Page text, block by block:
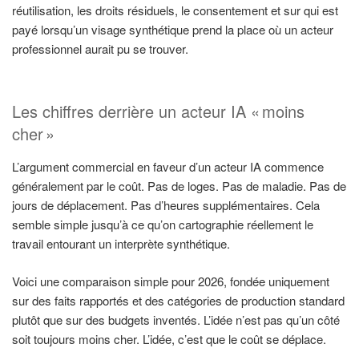
réutilisation, les droits résiduels, le consentement et sur qui est
payé lorsqu’un visage synthétique prend la place où un acteur
professionnel aurait pu se trouver.
Les chiffres derrière un acteur IA « moins
cher »
L’argument commercial en faveur d’un acteur IA commence
généralement par le coût. Pas de loges. Pas de maladie. Pas de
jours de déplacement. Pas d’heures supplémentaires. Cela
semble simple jusqu’à ce qu’on cartographie réellement le
travail entourant un interprète synthétique.
Voici une comparaison simple pour 2026, fondée uniquement
sur des faits rapportés et des catégories de production standard
plutôt que sur des budgets inventés. L’idée n’est pas qu’un côté
soit toujours moins cher. L’idée, c’est que le coût se déplace.